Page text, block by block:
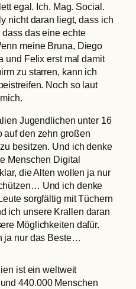
egal. Ich. Mag. Social.
nicht daran liegt, dass ich
das eine echte
meine Bruna, Diego
und Felix erst mal damit
zu starren, kann ich
Noch so laut
Jugendlichen unter 16
auf den zehn großen
besitzen. Und ich denke
Menschen Digital
die Alten wollen ja nur
Und ich denke
sorgfältig mit Tüchern
ich unsere Krallen daran
Möglichkeiten dafür.
ja nur das Beste…
ist ein weltweit
440.000 Menschen